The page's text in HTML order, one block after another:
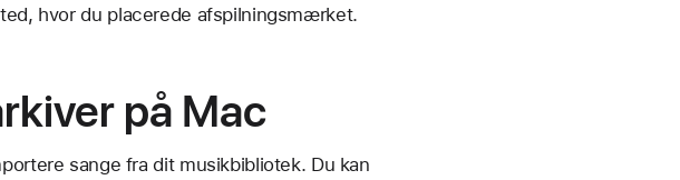
hvor du placerede afspilningsmærket.
på Mac
sange fra dit musikbibliotek. Du kan